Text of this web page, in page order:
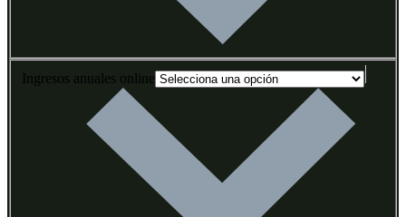
Ingresos anuales online